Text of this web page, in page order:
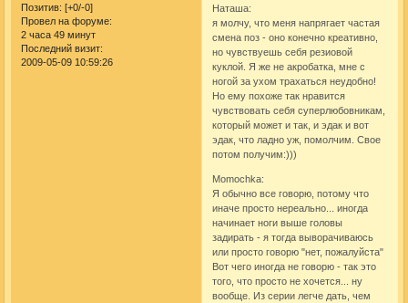
Позитив: [+0/-0]
Провел на форуме:
2 часа 49 минут
Последний визит:
2009-05-09 10:59:26
Наташа:
я молчу, что меня напрягает частая
смена поз - оно конечно креативно,
но чувствуешь себя резиовой
куклой. Я же не акробатка, мне с
ногой за ухом трахаться неудобно!
Но ему похоже так нравится
чувствовать себя суперлюбовникам,
который может и так, и эдак и вот
эдак, что ладно уж, помолчим. Свое
потом получим:)))
Momochka:
Я обычно все говорю, потому что
иначе просто нереально... иногда
начинает ноги выше головы
задирать - я тогда выворачиваюсь
или просто говорю "нет, пожалуйста"
Вот чего иногда не говорю - так это
того, что просто не хочется... ну
вообще. Из серии легче дать, чем